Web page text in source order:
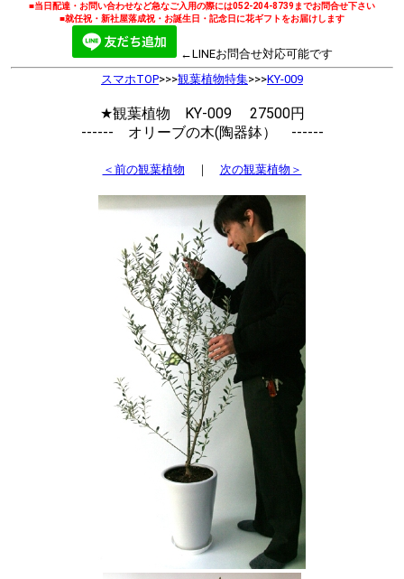
■当日配達・お問い合わせなど急なご入用の際には052-204-8739までお問合せ下さい
■就任祝・新社屋落成祝・お誕生日・記念日に花ギフトをお届けします
←LINEお問合せ対応可能です
スマホTOP>>>観葉植物特集>>>KY-009
★観葉植物 KY-009 27500円
------ オリーブの木(陶器鉢） ------
＜前の観葉植物 ｜ 次の観葉植物＞